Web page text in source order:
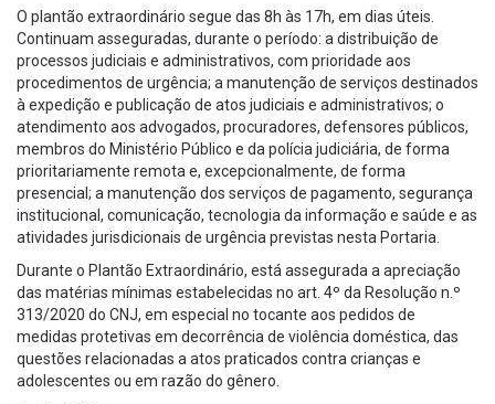
O plantão extraordinário segue das 8h às 17h, em dias úteis.
Continuam asseguradas, durante o período: a distribuição de
processos judiciais e administrativos, com prioridade aos
procedimentos de urgência; a manutenção de serviços destinados
à expedição e publicação de atos judiciais e administrativos; o
atendimento aos advogados, procuradores, defensores públicos,
membros do Ministério Público e da polícia judiciária, de forma
prioritariamente remota e, excepcionalmente, de forma
presencial; a manutenção dos serviços de pagamento, segurança
institucional, comunicação, tecnologia da informação e saúde e as
atividades jurisdicionais de urgência previstas nesta Portaria.
Durante o Plantão Extraordinário, está assegurada a apreciação
das matérias mínimas estabelecidas no art. 4º da Resolução n.º
313/2020 do CNJ, em especial no tocante aos pedidos de
medidas protetivas em decorrência de violência doméstica, das
questões relacionadas a atos praticados contra crianças e
adolescentes ou em razão do gênero.